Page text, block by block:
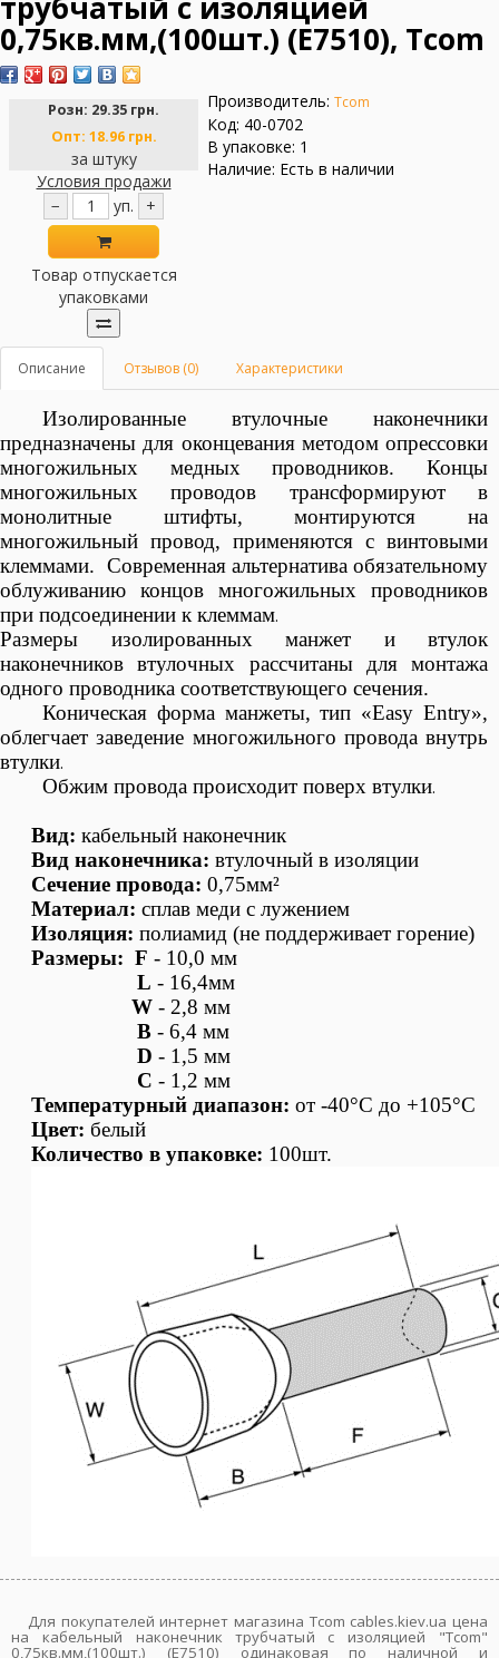
0,75кв.мм,(100шт.) (Е7510), Tcom
Розн: 29.35 грн.
Опт: 18.96 грн.
за штуку
Условия продажи
−
уп. +
Товар отпускается
упаковками
Производитель: Tcom
Код: 40-0702
В упаковке: 1
Наличие: Есть в наличии
Описание Отзывов (0) Характеристики
Изолированные втулочные наконечники
предназначены для оконцевания методом опрессовки
многожильных медных проводников. Концы
многожильных проводов трансформируют в
монолитные штифты, монтируются на
многожильный провод, применяются с винтовыми
клеммами. Современная альтернатива обязательному
облуживанию концов многожильных проводников
при подсоединении к клеммам.
Размеры изолированных манжет и втулок
наконечников втулочных рассчитаны для монтажа
одного проводника соответствующего сечения.
Коническая форма манжеты, тип «Easy Entry»,
облегчает заведение многожильного провода внутрь
втулки.
Обжим провода происходит поверх втулки.
Вид: кабельный наконечник
Вид наконечника: втулочный визоляции
Сечение провода: 0,75мм²
Материал: сплав меди с лужением
Изоляция: полиамид (не поддерживает горение)
Размеры: F - 10,0 мм
L - 16,4мм
W - 2,8 мм
B - 6,4 мм
D - 1,5 мм
C - 1,2 мм
Температурный диапазон: от -40°С до +105°С
Цвет: белый
Количество в упаковке: 100шт.
Для покупателей интернет магазина Tcom cables.kiev.ua цена
на кабельный наконечник трубчатый с изоляцией "Tcom"
0,75кв.мм,(100шт.) (Е7510) одинаковая по наличной и